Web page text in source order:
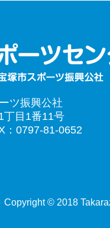
ツ振興公社
目1番11号
0797-81-0652
Copyright © 2018